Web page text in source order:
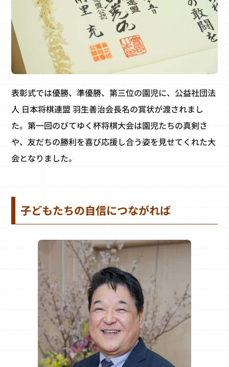
表彰式では優勝、準優勝、第三位の園児に、公益社団法
人 日本将棋連盟 羽生善治会長名の賞状が渡されまし
た。第一回のびてゆく杯将棋大会は園児たちの真剣さ
や、友だちの勝利を喜び応援し合う姿を見せてくれた大
会となりました。
子どもたちの自信につながれば